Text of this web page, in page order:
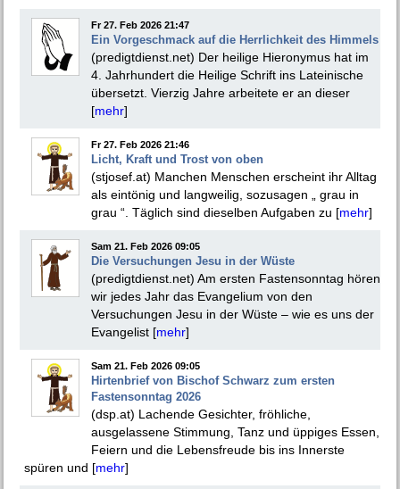
Fr 27. Feb 2026 21:47
Ein Vorgeschmack auf die Herrlichkeit des Himmels
(predigtdienst.net) Der heilige Hieronymus hat im
4. Jahrhundert die Heilige Schrift ins Lateinische
übersetzt. Vierzig Jahre arbeitete er an dieser
[mehr]
Fr 27. Feb 2026 21:46
Licht, Kraft und Trost von oben
(stjosef.at) Manchen Menschen erscheint ihr Alltag
als eintönig und langweilig, sozusagen „ grau in
grau “. Täglich sind dieselben Aufgaben zu [mehr]
Sam 21. Feb 2026 09:05
Die Versuchungen Jesu in der Wüste
(predigtdienst.net) Am ersten Fastensonntag hören
wir jedes Jahr das Evangelium von den
Versuchungen Jesu in der Wüste – wie es uns der
Evangelist [mehr]
Sam 21. Feb 2026 09:05
Hirtenbrief von Bischof Schwarz zum ersten
Fastensonntag 2026
(dsp.at) Lachende Gesichter, fröhliche,
ausgelassene Stimmung, Tanz und üppiges Essen,
Feiern und die Lebensfreude bis ins Innerste
spüren und [mehr]